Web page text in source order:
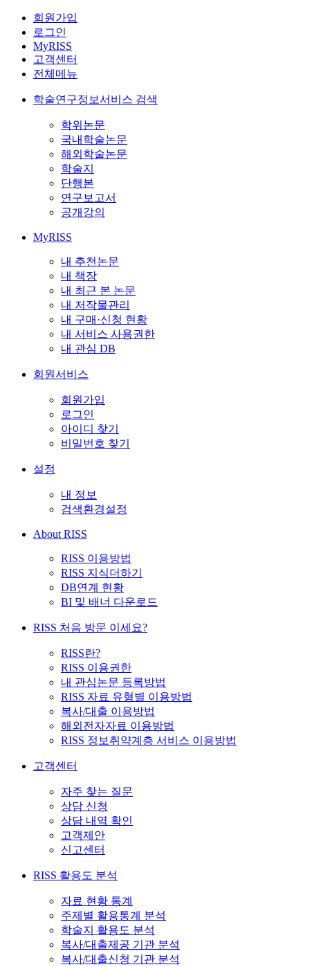
회원가입
로그인
MyRISS
고객센터
전체메뉴
학술연구정보서비스 검색
학위논문
국내학술논문
해외학술논문
학술지
단행본
연구보고서
공개강의
MyRISS
내 추천논문
내 책장
내 최근 본 논문
내 저작물관리
내 구매·신청 현황
내 서비스 사용권한
내 관심 DB
회원서비스
회원가입
로그인
아이디 찾기
비밀번호 찾기
설정
내 정보
검색환경설정
About RISS
RISS 이용방법
RISS 지식더하기
DB연계 현황
BI 및 배너 다운로드
RISS 처음 방문 이세요?
RISS란?
RISS 이용권한
내 관심논문 등록방법
RISS 자료 유형별 이용방법
복사/대출 이용방법
해외전자자료 이용방법
RISS 정보취약계층 서비스 이용방법
고객센터
자주 찾는 질문
상담 신청
상담 내역 확인
고객제안
신고센터
RISS 활용도 분석
자료 현황 통계
주제별 활용통계 분석
학술지 활용도 분석
복사/대출제공 기관 분석
복사/대출신청 기관 분석